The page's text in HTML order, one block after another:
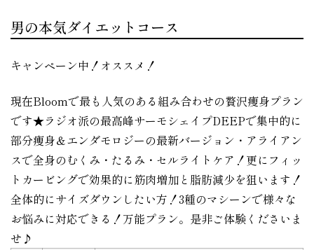
男の本気ダイエットコース
キャンペーン中！オススメ！
現在Bloomで最も人気のある組み合わせの贅沢痩身プラン
です★ラジオ派の最高峰サーモシェイプDEEPで集中的に
部分痩身＆エンダモロジーの最新バージョン・アライアン
スで全身のむくみ・たるみ・セルライトケア！更にフィッ
トカービングで効果的に筋肉増加と脂肪減少を狙います！
全体的にサイズダウンしたい方！3種のマシーンで様々な
お悩みに対応できる！万能プラン。是非ご体験くださいま
せ♪